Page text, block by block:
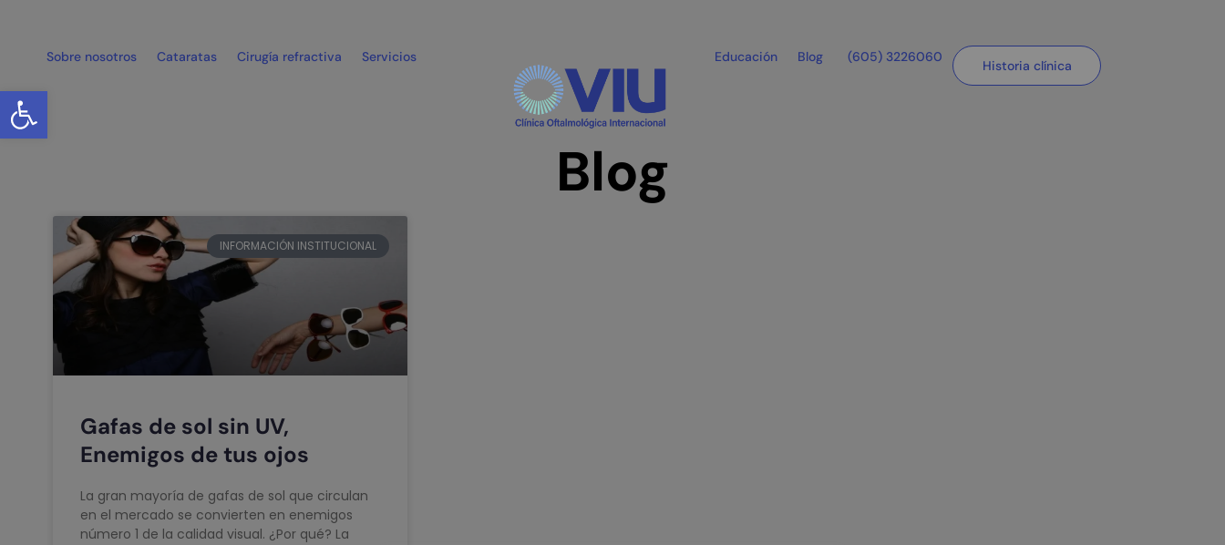
Abrir barra de herramientas
Sobre nosotros Cataratas Cirugía refractiva Servicios Educación Blog (605) 3226060
Historia clínica
Blog
INFORMACIÓN INSTITUCIONAL
Gafas de sol sin UV,
Enemigos de tus ojos
La gran mayoría de gafas de sol que circulan
en el mercado se convierten en enemigos
número 1 de la calidad visual. ¿Por qué? La